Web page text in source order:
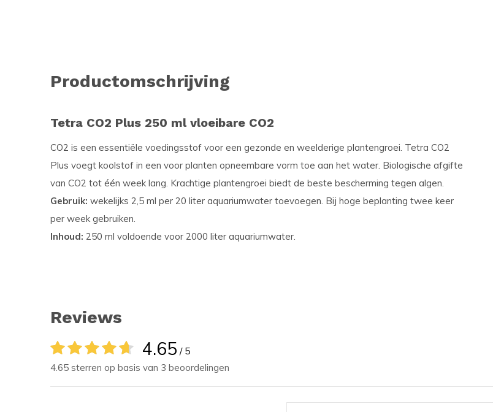
Productomschrijving
Tetra CO2 Plus 250 ml vloeibare CO2
CO2 is een essentiële voedingsstof voor een gezonde en weelderige plantengroei. Tetra CO2
Plus voegt koolstof in een voor planten opneembare vorm toe aan het water. Biologische afgifte
van CO2 tot één week lang. Krachtige plantengroei biedt de beste bescherming tegen algen.
Gebruik: wekelijks 2,5 ml per 20 liter aquariumwater toevoegen. Bij hoge beplanting twee keer
per week gebruiken.
Inhoud: 250 ml voldoende voor 2000 liter aquariumwater.
Reviews
4.65 / 5
4.65 sterren op basis van 3 beoordelingen